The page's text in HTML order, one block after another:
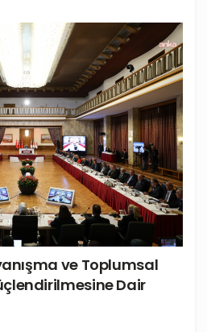
ve Toplumsal
Dair